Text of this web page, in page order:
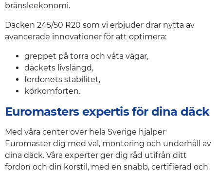
bränsleekonomi.
Däcken 245/50 R20 som vi erbjuder drar nytta av
avancerade innovationer för att optimera:
greppet på torra och våta vägar,
däckets livslängd,
fordonets stabilitet,
körkomforten.
Euromasters expertis för dina däck
Med våra center över hela Sverige hjälper
Euromaster dig med val, montering och underhåll av
dina däck. Våra experter ger dig råd utifrån ditt
fordon och din körstil, med en snabb, certifierad och